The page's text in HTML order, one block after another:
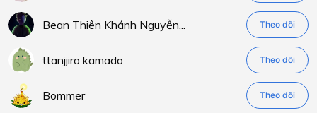
Bean Thiên Khánh Nguyễn... Theo dõi
ttanjjiro kamado Theo dõi
Bommer Theo dõi